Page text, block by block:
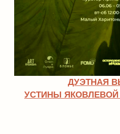
ДУЭТНАЯ ВЫСТАВКА
ЛЕНЫ БУР И LARKANDRE
«МЫ ЗДЕСЬ»